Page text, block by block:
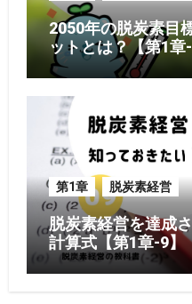
2050年の脱炭素目
ットとは？【第1章
第1章 脱炭素経営
脱炭素経営を達成
計算式【第1章-9】